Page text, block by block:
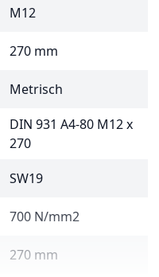
M12
270 mm
Metrisch
DIN 931 A4-80 M12 x
270
SW19
700 N/mm2
270 mm